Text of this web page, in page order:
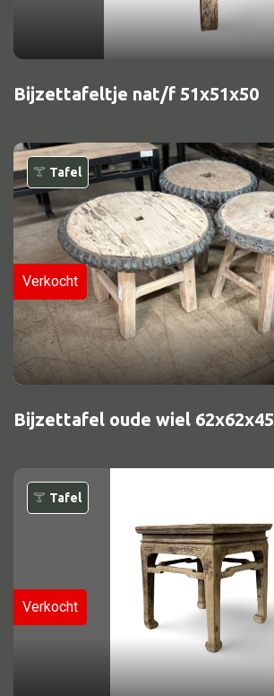
Bijzettafeltje nat/f 51x51x50
Tafel
Verkocht
Bijzettafel oude wiel 62x62x45
Tafel
Verkocht